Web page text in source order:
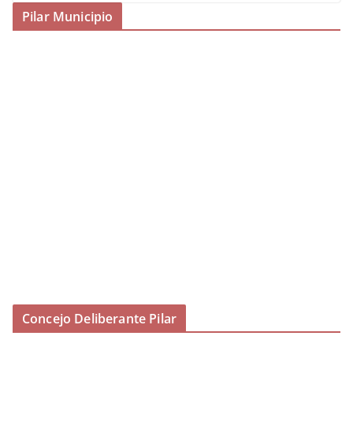
Pilar Municipio
Concejo Deliberante Pilar